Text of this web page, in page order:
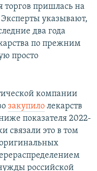
торгов пришлась на
указывают,
два года
по прежним
просто
компании
закупило лекарств
показателя 2022-
связали это в том
российской